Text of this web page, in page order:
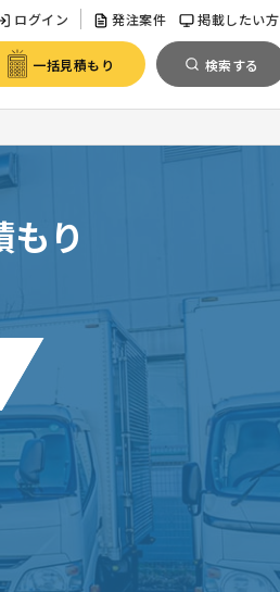
ログイン 発注案件 掲載したい方
一括見積もり 検索する
もり